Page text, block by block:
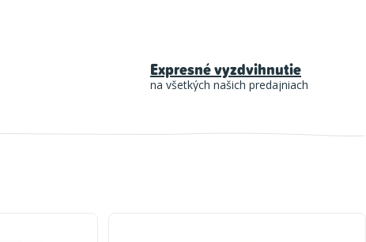
Expresné vyzdvihnutie
na všetkých našich predajniach